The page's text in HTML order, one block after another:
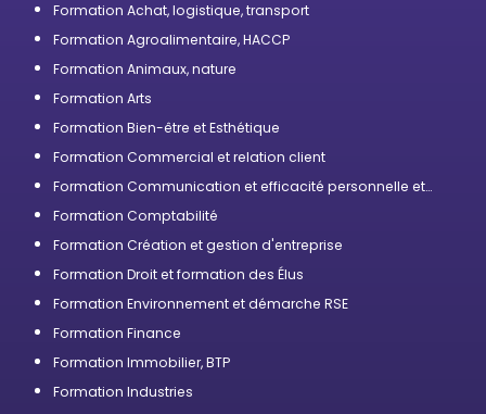
Formation Achat, logistique, transport
Formation Agroalimentaire, HACCP
Formation Animaux, nature
Formation Arts
Formation Bien-être et Esthétique
Formation Commercial et relation client
Formation Communication et efficacité personnelle et
Formation Comptabilité
Formation Création et gestion d'entreprise
Formation Droit et formation des Élus
Formation Environnement et démarche RSE
Formation Finance
Formation Immobilier, BTP
Formation Industries